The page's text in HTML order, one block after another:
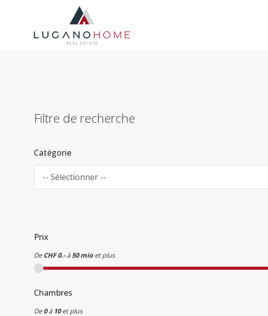
Filtre de recherche
Catégorie
-- Sélectionner --
Prix
De CHF 0.- à 50 mio et plus
Chambres
De 0 à 10 et plus